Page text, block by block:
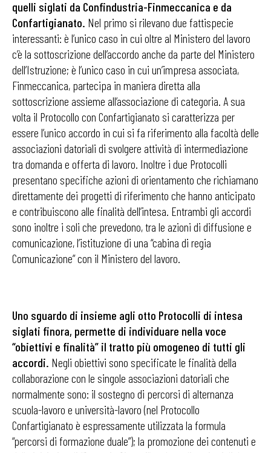
quelli siglati da Confindustria-Finmeccanica e da
Confartigianato. Nel primo si rilevano due fattispecie
interessanti: è l’unico caso in cui oltre al Ministero del lavoro
c’è la sottoscrizione dell’accordo anche da parte del Ministero
dell’Istruzione; è l’unico caso in cui un’impresa associata,
Finmeccanica, partecipa in maniera diretta alla
sottoscrizione assieme all’associazione di categoria. A sua
volta il Protocollo con Confartigianato si caratterizza per
essere l’unico accordo in cui si fa riferimento alla facoltà delle
associazioni datoriali di svolgere attività di intermediazione
tra domanda e offerta di lavoro. Inoltre i due Protocolli
presentano specifiche azioni di orientamento che richiamano
direttamente dei progetti di riferimento che hanno anticipato
e contribuiscono alle finalità dell’intesa. Entrambi gli accordi
sono inoltre i soli che prevedono, tra le azioni di diffusione e
comunicazione, l’istituzione di una “cabina di regia
Comunicazione” con il Ministero del lavoro.
Uno sguardo di insieme agli otto Protocolli di intesa
siglati finora, permette di individuare nella voce
“obiettivi e finalità” il tratto più omogeneo di tutti gli
accordi. Negli obiettivi sono specificate le finalità della
collaborazione con le singole associazioni datoriali che
normalmente sono: il sostegno di percorsi di alternanza
scuola-lavoro e università-lavoro (nel Protocollo
Confartigianato è espressamente utilizzata la formula
“percorsi di formazione duale”); la promozione dei contenuti e